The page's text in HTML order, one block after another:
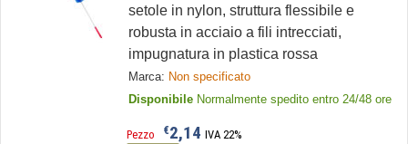
setole in nylon, struttura flessibile e
robusta in acciaio a fili intrecciati,
impugnatura in plastica rossa
Marca: Non specificato
Disponibile Normalmente spedito entro 24/48 ore
Pezzo €2,14 IVA 22%